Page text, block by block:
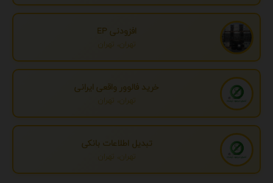
افزودنی EP
تهران، تهران
خرید فالوور واقعی ایرانی
تهران، تهران
تبدیل اطلاعات بانکی
تهران، تهران